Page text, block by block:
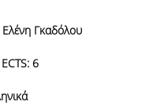
Γκαδόλου
ECTS: 6